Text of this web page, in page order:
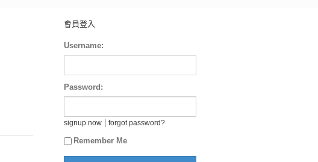
會員登入
Username:
Password:
signup now forgot password?
Remember Me